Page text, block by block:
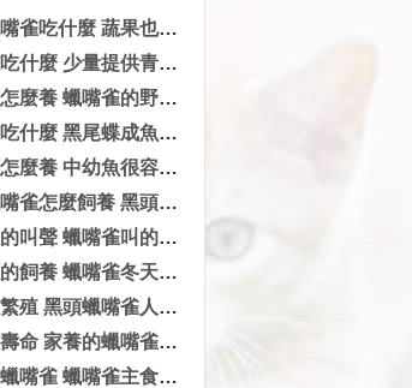
黑頭蠟嘴雀吃什麼 蔬果也要適當喂食
蠟嘴雀吃什麼 少量提供青菜和蘋果
蠟嘴雀怎麼養 蠟嘴雀的野性較大
黑尾蝶吃什麼 黑尾蝶成魚需要馴餌
黑尾蝶怎麼養 中幼魚很容易飼養
黑頭蠟嘴雀怎麼飼養 黑頭蠟嘴雀飼養注意地方
蠟嘴雀的叫聲 蠟嘴雀叫的音長似響亮哨聲
蠟嘴雀的飼養 蠟嘴雀冬天飼養的方法
蠟嘴雀繁殖 黑頭蠟嘴雀人工繁殖方法
蠟嘴雀壽命 家養的蠟嘴雀壽命5到10年左右
怎樣養蠟嘴雀 蠟嘴雀主食以谷類為主